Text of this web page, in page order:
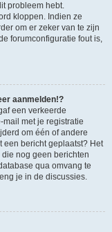
probleem hebt.
kloppen. Indien ze
om er zeker van te zijn
forumconfiguratie fout is,
aanmelden!?
een verkeerde
met je registratie
om één of andere
een bericht geplaatst? Het
nog geen berichten
qua omvang te
je in de discussies.